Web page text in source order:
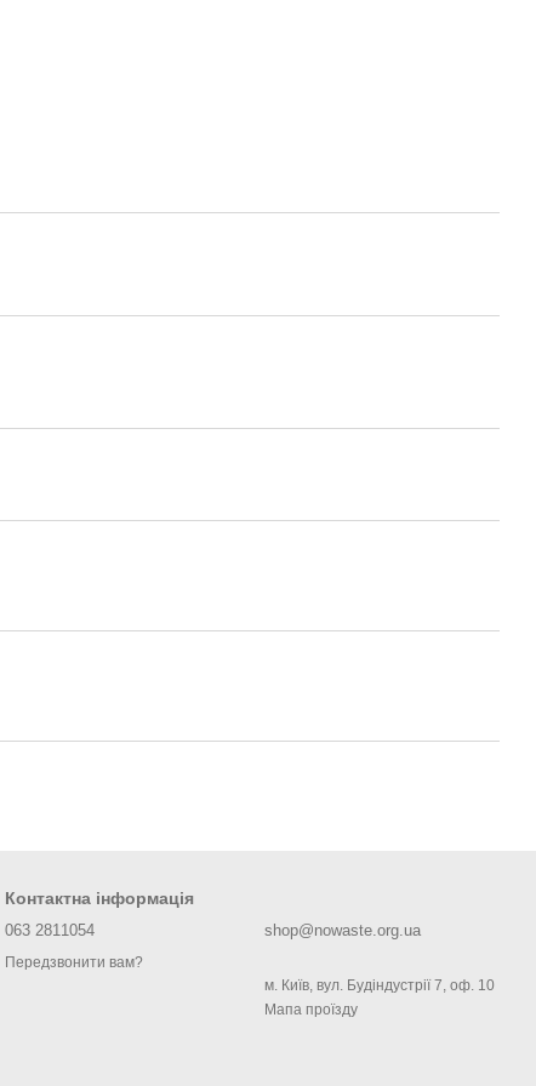
Контактна інформація
063 2811054
Передзвонити вам?
shop@nowaste.org.ua
м. Київ, вул. Будіндустрії 7, оф. 10
Мапа проїзду